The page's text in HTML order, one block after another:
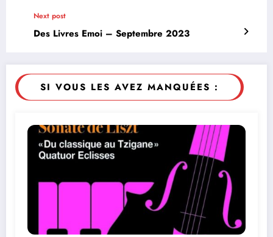
Next post
Des Livres Emoi – Septembre 2023
SI VOUS LES AVEZ MANQUÉES :